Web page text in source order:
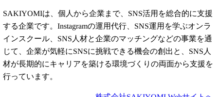
SAKIYOMIは、個人から企業まで、SNS活用を総合的に支援
する企業です。Instagramの運用代行、SNS運用を学ぶオンラ
インスクール、SNS人材と企業のマッチングなどの事業を通
じて、企業が気軽にSNSに挑戦できる機会の創出と、SNS人
材が長期的にキャリアを築ける環境づくりの両面から支援を
行っています。